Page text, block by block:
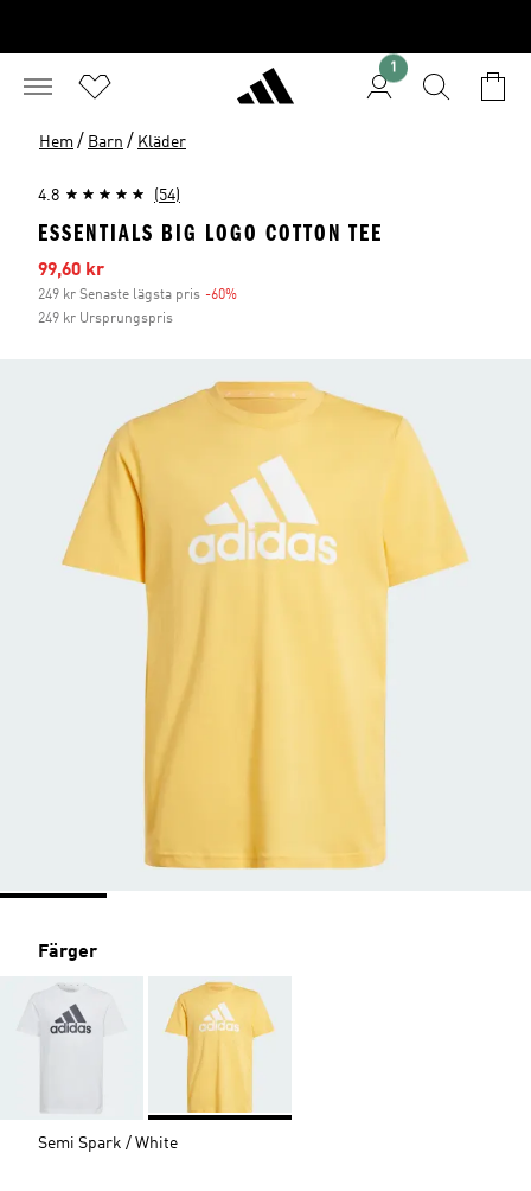
1
Hem / Barn / Kläder
4.8 (54)
ESSENTIALS BIG LOGO COTTON TEE
Reapris
99,60 kr
249 kr Senaste lägsta pris -60%
249 kr Ursprungspris
Färger
Semi Spark / White